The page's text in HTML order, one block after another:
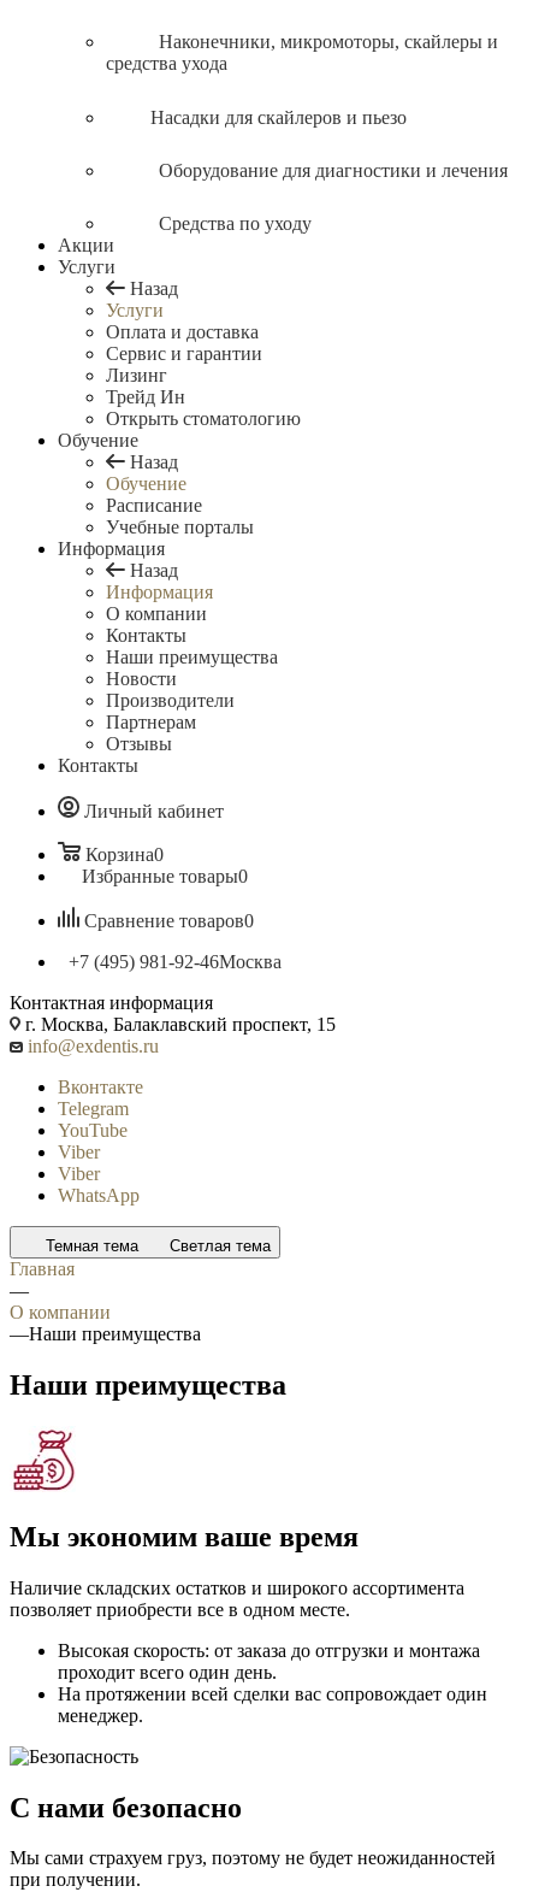
Наконечники, микромоторы, скайлеры и
средства ухода
Насадки для скайлеров и пьезо
Оборудование для диагностики и лечения
Средства по уходу
Акции
Услуги
Назад
Услуги
Оплата и доставка
Сервис и гарантии
Лизинг
Трейд Ин
Открыть стоматологию
Обучение
Назад
Обучение
Расписание
Учебные порталы
Информация
Назад
Информация
О компании
Контакты
Наши преимущества
Новости
Производители
Партнерам
Отзывы
Контакты
Личный кабинет
Корзина0
Избранные товары0
Сравнение товаров0
+7 (495) 981-92-46Москва
Контактная информация
г. Москва, Балаклавский проспект, 15
info@exdentis.ru
Вконтакте
Telegram
YouTube
Viber
Viber
WhatsApp
Темная тема Светлая тема
Главная
—
О компании
—Наши преимущества
Наши преимущества
Мы экономим ваше время
Наличие складских остатков и широкого ассортимента
позволяет приобрести все в одном месте.
Высокая скорость: от заказа до отгрузки и монтажа
проходит всего один день.
На протяжении всей сделки вас сопровождает один
менеджер.
С нами безопасно
Мы сами страхуем груз, поэтому не будет неожиданностей
при получении.